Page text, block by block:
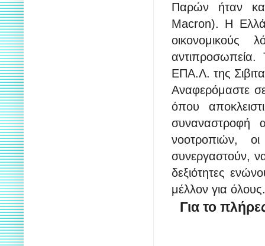
Παρών ήταν
Macron). Η
οικονομικούς
ΕΠΑ.Λ. της
Αναφερόμαστε
όπου
συναναστροφή
νοοτροπιών,
συνεργαστούν,
δεξιότητες
μέλλον για
Για το